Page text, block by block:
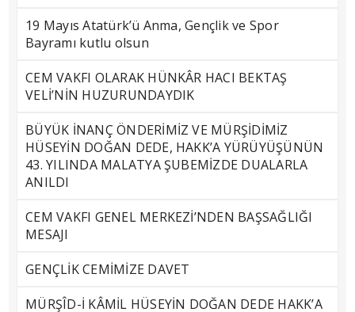
19 Mayıs Atatürk’ü Anma, Gençlik ve Spor
Bayramı kutlu olsun
CEM VAKFI OLARAK HÜNKÂR HACI BEKTAŞ
VELİ’NİN HUZURUNDAYDIK
BÜYÜK İNANÇ ÖNDERİMİZ VE MÜRŞİDİMİZ
HÜSEYİN DOĞAN DEDE, HAKK’A YÜRÜYÜŞÜNÜN
43. YILINDA MALATYA ŞUBEMİZDE DUALARLA
ANILDI
CEM VAKFI GENEL MERKEZİ’NDEN BAŞSAĞLIĞI
MESAJI
GENÇLİK CEMİMİZE DAVET
MÜRŞÎD-İ KÂMİL HÜSEYİN DOĞAN DEDE HAKK’A